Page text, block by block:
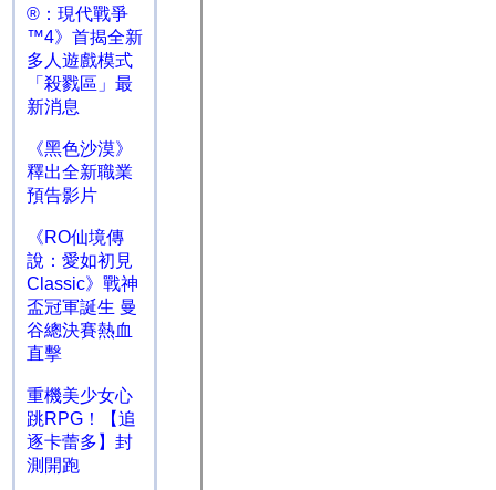
®：現代戰爭
™4》首揭全新
多人遊戲模式
「殺戮區」最
新消息
《黑色沙漠》
釋出全新職業
預告影片
《RO仙境傳
說：愛如初見
Classic》戰神
盃冠軍誕生 曼
谷總決賽熱血
直擊
重機美少女心
跳RPG！【追
逐卡蕾多】封
測開跑